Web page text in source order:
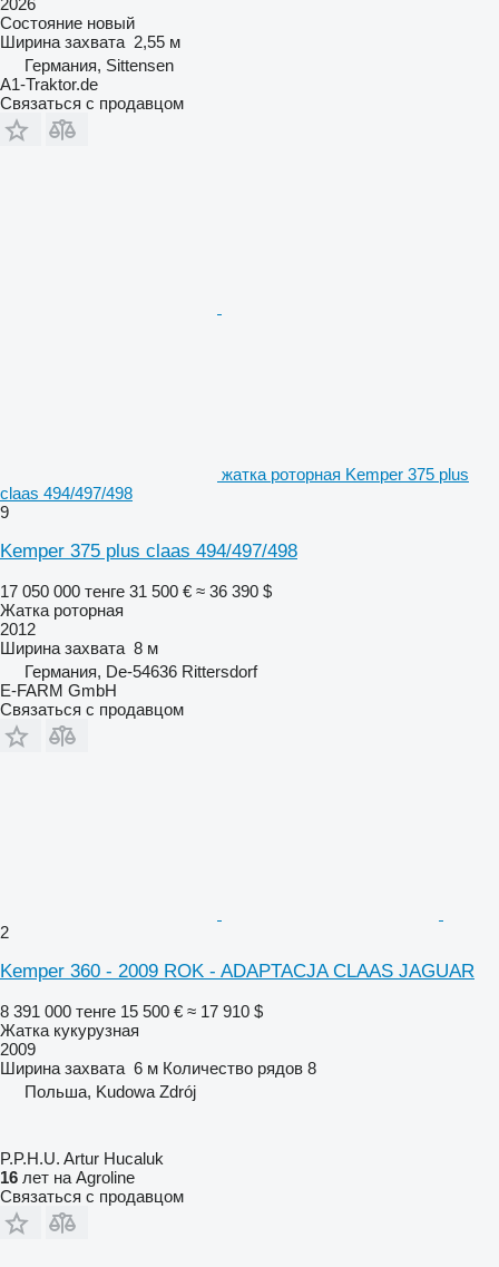
Состояние новый
Ширина захвата 2,55 м
Германия, Sittensen
A1-Traktor.de
Связаться с продавцом
жатка роторная Kemper 375 plus
claas 494/497/498
9
Kemper 375 plus claas 494/497/498
17 050 000 тенге 31 500 € ≈ 36 390 $
Жатка роторная
2012
Ширина захвата 8 м
Германия, De-54636 Rittersdorf
E-FARM GmbH
Связаться с продавцом
2
Kemper 360 - 2009 ROK - ADAPTACJA CLAAS JAGUAR
8 391 000 тенге 15 500 € ≈ 17 910 $
Жатка кукурузная
2009
Ширина захвата 6 м Количество рядов 8
Польша, Kudowa Zdrój
P.P.H.U. Artur Hucaluk
16 лет на Agroline
Связаться с продавцом